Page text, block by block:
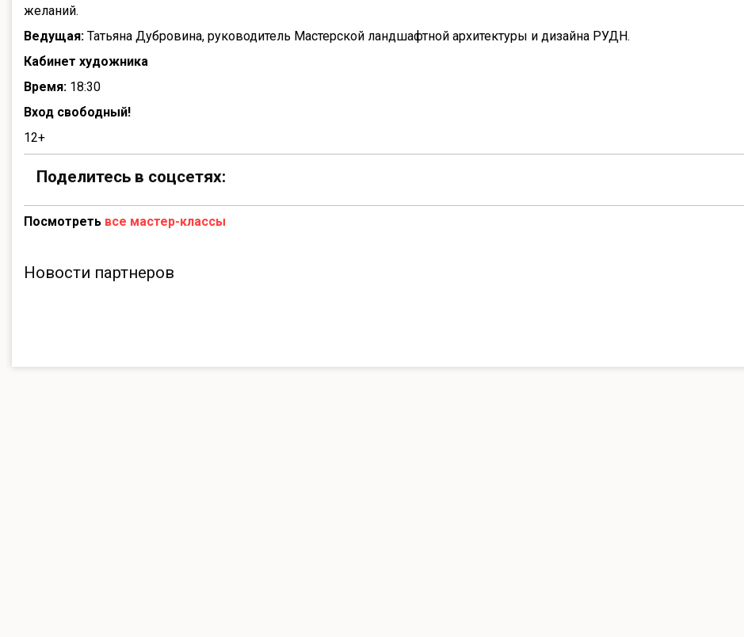
желаний.
Ведущая: Татьяна Дубровина, руководитель Мастерской ландшафтной архитектуры и дизайна РУДН.
Кабинет художника
Время: 18:30
Вход свободный!
12+
Поделитесь в соцсетях:
Посмотреть все мастер-классы
Новости партнеров